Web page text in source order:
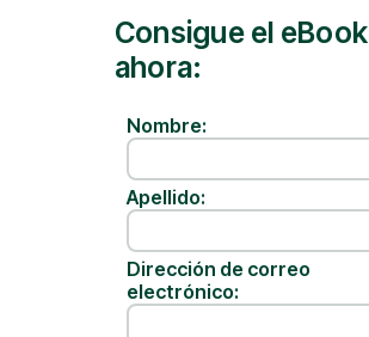
Consigue el eBook
ahora:
Nombre:
Apellido:
Dirección de correo
electrónico: